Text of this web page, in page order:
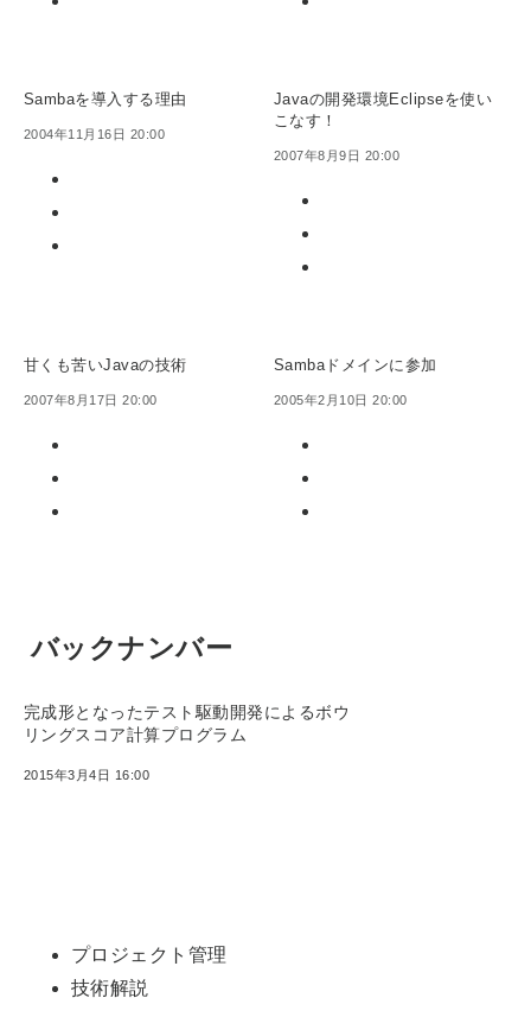
Sambaを導入する理由
2004年11月16日 20:00
Javaの開発環境Eclipseを使い
こなす！
2007年8月9日 20:00
甘くも苦いJavaの技術
2007年8月17日 20:00
Sambaドメインに参加
2005年2月10日 20:00
バックナンバー
完成形となったテスト駆動開発によるボウ
リングスコア計算プログラム
2015年3月4日 16:00
プロジェクト管理
技術解説